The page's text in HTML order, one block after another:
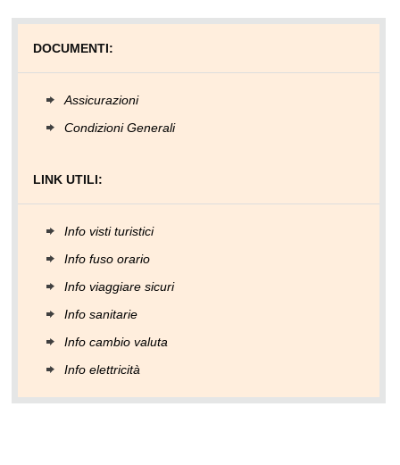
DOCUMENTI:
Assicurazioni
Condizioni Generali
LINK UTILI:
Info visti turistici
Info fuso orario
Info viaggiare sicuri
Info sanitarie
Info cambio valuta
Info elettricità